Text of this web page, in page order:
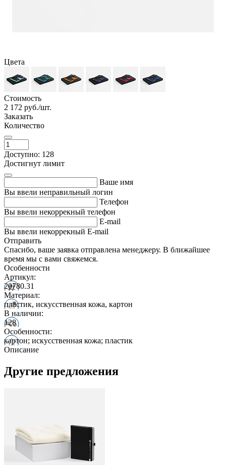
Цвета
Стоимость
2 172 руб./шт.
Заказать
Количество
Доступно: 128
Достигнут лимит
Ваше имя
Вы ввели неправильный логин
Телефон
Вы ввели некоррекный телефон
E-mail
Вы ввели некоррекный E-mail
Отправить
Спасибо, ваше заявка отправлена менеджеру. В ближайшее
время мы с вами свяжемся.
Особенности
Артикул:
20780.31
Материал:
пластик, искусственная кожа, картон
В наличии:
128
Особенности:
картон; искусственная кожа; пластик
Описание
Другие предложения